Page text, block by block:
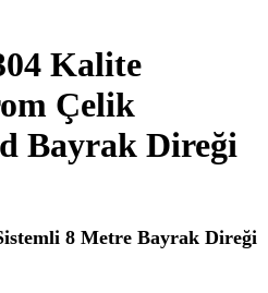
Kalite
Çelik
Bayrak Direği
8 Metre Bayrak Direği